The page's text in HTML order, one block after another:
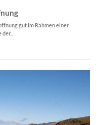
gut im Rahmen einer